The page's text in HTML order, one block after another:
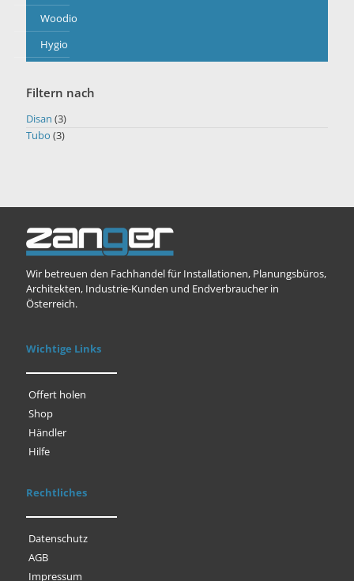
Woodio
Hygio
Filtern nach
Disan (3)
Tubo (3)
Wir betreuen den Fachhandel für Installationen, Planungsbüros,
Architekten, Industrie-Kunden und Endverbraucher in
Österreich.
Wichtige Links
Offert holen
Shop
Händler
Hilfe
Rechtliches
Datenschutz
AGB
Impressum